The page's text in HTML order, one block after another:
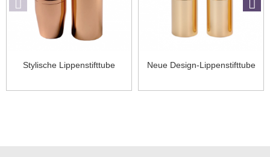
Stylische Lippenstifttube Neue Design-Lippenstifttube